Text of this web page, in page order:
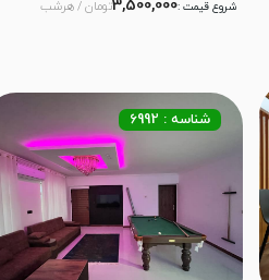
شروع قیمت :3,500,000تومان / هرشب
شناسه : 6992